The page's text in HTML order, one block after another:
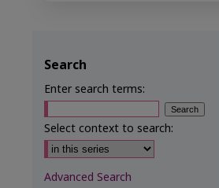
Search
Enter search terms:
Select context to search:
Advanced Search